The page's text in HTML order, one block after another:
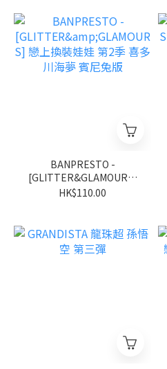
BANPRESTO -
[GLITTER&GLAMOURS]
戀上換裝娃娃 第2季 喜多川
HK$110.00